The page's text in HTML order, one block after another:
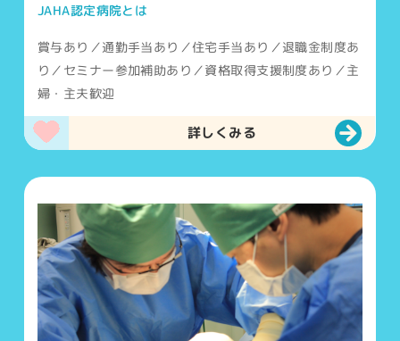
JAHA認定病院とは
賞与あり／通勤手当あり／住宅手当あり／退職金制度あ
り／セミナー参加補助あり／資格取得支援制度あり／主
婦・主夫歓迎
詳しくみる